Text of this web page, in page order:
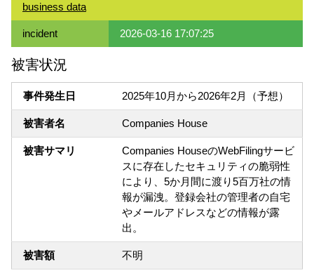
business data
incident 2026-03-16 17:07:25
被害状況
事件発生日 2025年10月から2026年2月（予想）
被害者名 Companies House
被害サマリ
Companies HouseのWebFilingサービ
スに存在したセキュリティの脆弱性
により、5か月間に渡り5百万社の情
報が漏洩。登録会社の管理者の自宅
やメールアドレスなどの情報が露
出。
被害額 不明